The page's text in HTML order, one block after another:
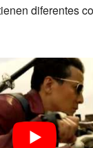
diferentes